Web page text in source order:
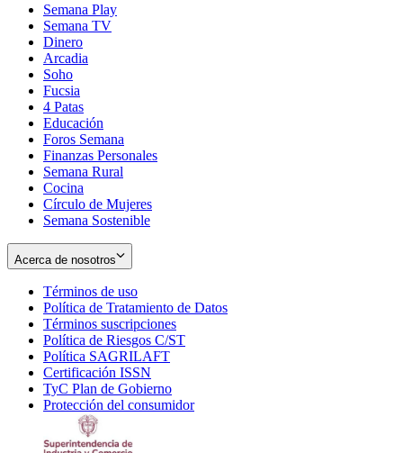
Semana Play
Semana TV
Dinero
Arcadia
Soho
in
new
window
Fucsia
in
new
window
4 Patas
Educación
Foros Semana
Finanzas Personales
Semana Rural
Cocina
Círculo de Mujeres
Semana Sostenible
Acerca de nosotros
Términos de uso
in
new
window
Política de Tratamiento de Datos
Términos suscripciones
in
Política de Riesgos C/ST
Política SAGRILAFT
new
window
Certificación ISSN
in
new
TyC Plan de Gobierno
in
Protección del consumidorOpens